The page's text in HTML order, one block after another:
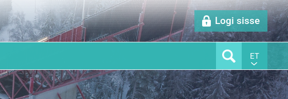
Logi sisse
ET